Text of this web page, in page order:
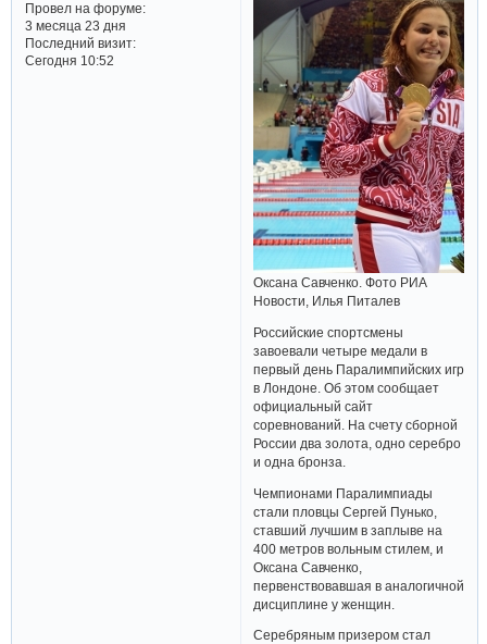
Провел на форуме:
3 месяца 23 дня
Последний визит:
Сегодня 10:52
Оксана Савченко. Фото РИА
Новости, Илья Питалев
Российские спортсмены
завоевали четыре медали в
первый день Паралимпийских игр
в Лондоне. Об этом сообщает
официальный сайт
соревнований. На счету сборной
России два золота, одно серебро
и одна бронза.
Чемпионами Паралимпиады
стали пловцы Сергей Пунько,
ставший лучшим в заплыве на
400 метров вольным стилем, и
Оксана Савченко,
первенствовавшая в аналогичной
дисциплине у женщин.
Серебряным призером стал